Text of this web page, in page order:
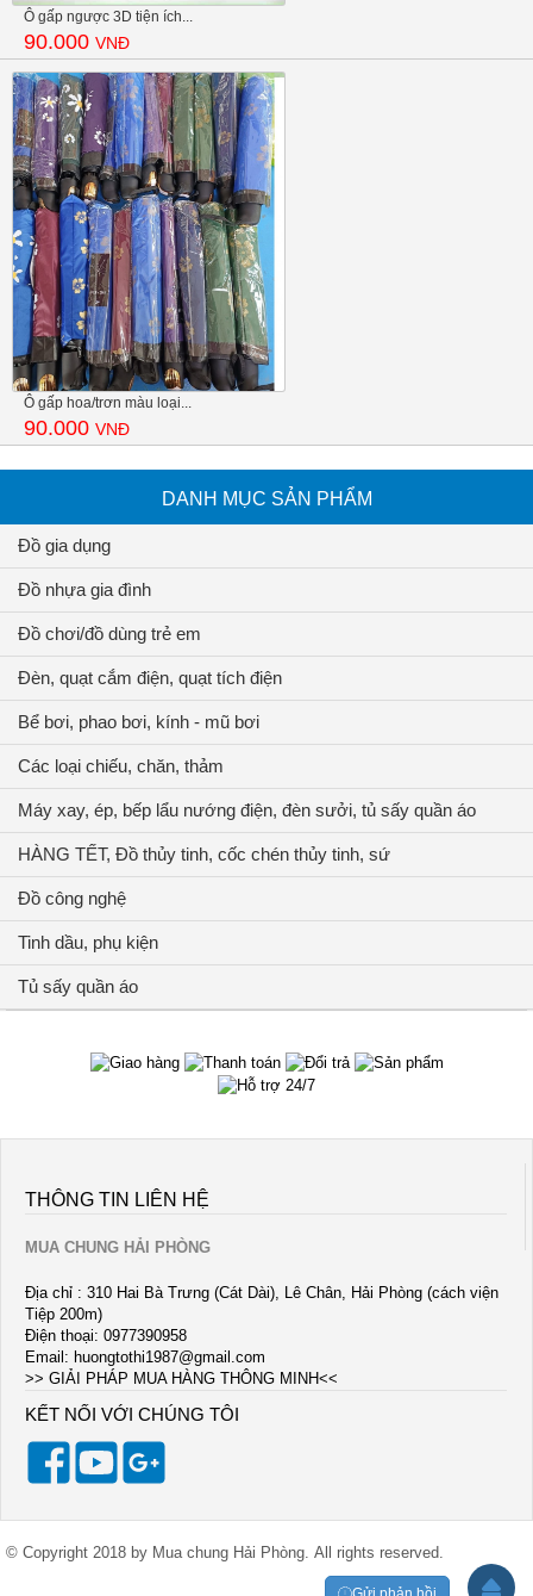
Ô gấp ngược 3D tiện ích...
90.000 VNĐ
Ô gấp hoa/trơn màu loại...
90.000 VNĐ
DANH MỤC SẢN PHẨM
Đồ gia dụng
Đồ nhựa gia đình
Đồ chơi/đồ dùng trẻ em
Đèn, quạt cắm điện, quạt tích điện
Bể bơi, phao bơi, kính - mũ bơi
Các loại chiếu, chăn, thảm
Máy xay, ép, bếp lẩu nướng điện, đèn sưởi, tủ sấy quần áo
HÀNG TẾT, Đồ thủy tinh, cốc chén thủy tinh, sứ
Đồ công nghệ
Tinh dầu, phụ kiện
Tủ sấy quần áo
THÔNG TIN LIÊN HỆ
MUA CHUNG HẢI PHÒNG
Địa chỉ : 310 Hai Bà Trưng (Cát Dài), Lê Chân, Hải Phòng (cách viện
Tiệp 200m)
Điện thoại: 0977390958
Email: huongtothi1987@gmail.com
>> GIẢI PHÁP MUA HÀNG THÔNG MINH<<
KẾT NỐI VỚI CHÚNG TÔI
© Copyright 2018 by Mua chung Hải Phòng. All rights reserved.